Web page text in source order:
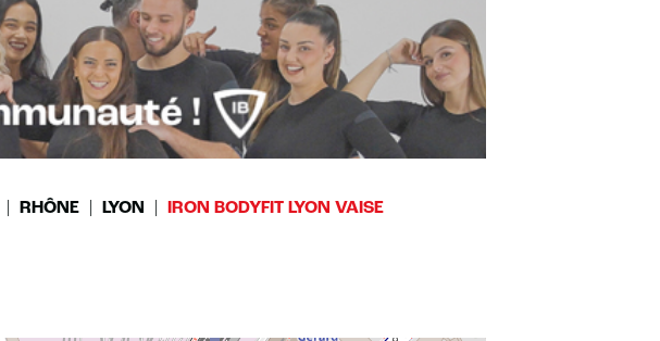
RHÔNE LYON IRON BODYFIT LYON VAISE